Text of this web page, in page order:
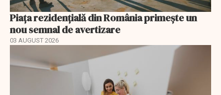
Piața rezidențială din România primește un
nou semnal de avertizare
03 AUGUST 2026